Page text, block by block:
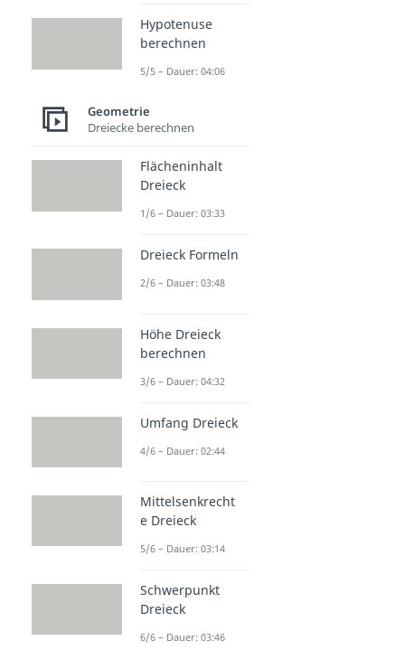
Hypotenuse
berechnen
5/5 – Dauer: 04:06
Geometrie
Dreiecke berechnen
Flächeninhalt
Dreieck
1/6 – Dauer: 03:33
Dreieck Formeln
2/6 – Dauer: 03:48
Höhe Dreieck
berechnen
3/6 – Dauer: 04:32
Umfang Dreieck
4/6 – Dauer: 02:44
Mittelsenkrecht
e Dreieck
5/6 – Dauer: 03:14
Schwerpunkt
Dreieck
6/6 – Dauer: 03:46